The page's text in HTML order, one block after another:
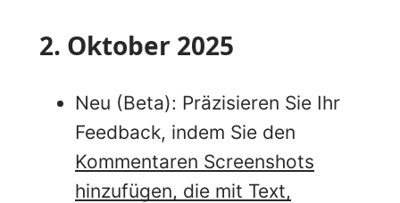
2. Oktober 2025
Neu (Beta): Präzisieren Sie Ihr
Feedback, indem Sie den
Kommentaren Screenshots
hinzufügen, die mit Text,